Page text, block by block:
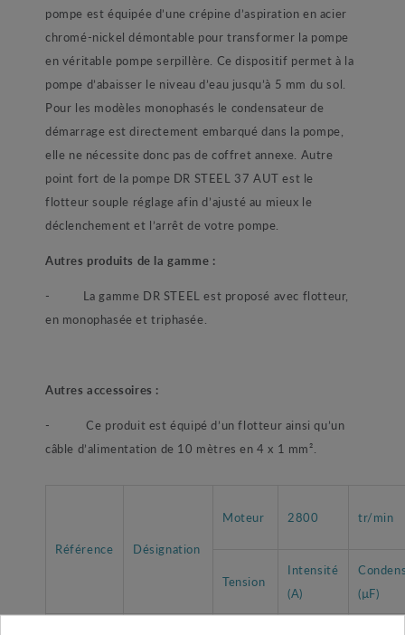
pompe est équipée d’une crépine d’aspiration en acier
chromé-nickel démontable pour transformer la pompe
en véritable pompe serpillère. Ce dispositif permet à la
pompe d’abaisser le niveau d’eau jusqu’à 5 mm du sol.
Pour les modèles monophasés le condensateur de
démarrage est directement embarqué dans la pompe,
elle ne nécessite donc pas de coffret annexe. Autre
point fort de la pompe DR STEEL 37 AUT est le
flotteur souple réglage afin d’ajusté au mieux le
déclenchement et l’arrêt de votre pompe.
Autres produits de la gamme :
- La gamme DR STEEL est proposé avec flotteur,
en monophasée et triphasée.
Autres accessoires :
- Ce produit est équipé d’un flotteur ainsi qu’un
câble d’alimentation de 10 mètres en 4 x 1 mm².
Référence Désignation
Moteur 2800 tr/min
Tension
Intensité
(A)
(µF)